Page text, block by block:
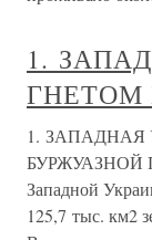
1.
ГНЕТОМ
1.
БУРЖУАЗНОЙ
Западной
125,7 тыс. км2